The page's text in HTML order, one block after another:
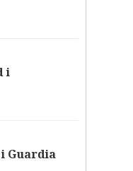
i
Guardia